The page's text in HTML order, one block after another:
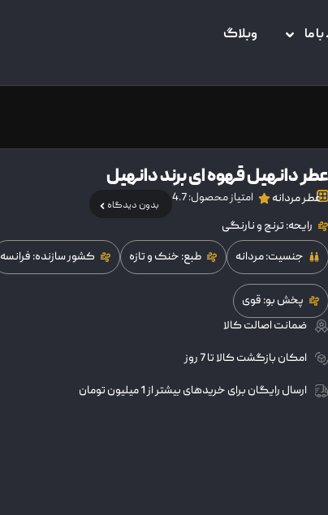
ما وبلاگ
عطر دانهیل قهوه ای برند دانهیل
عطر مردانه امتیاز محصول: 4.7 بدون دیدگاه
رایحه: ترنج و نارنگی
جنسیت: مردانه
طبع: خنک و تازه کشور سازنده: فرانسه
پخش بو: قوی
ضمانت اصالت کالا
امکان بازگشت کالا تا 7 روز
ارسال رایگان برای خریدهای بیشتر از 1 میلیون تومان